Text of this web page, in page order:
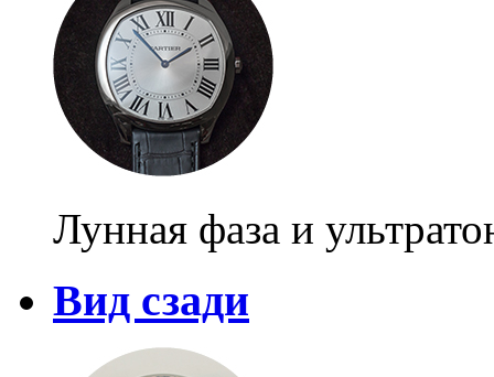
Лунная фаза и
Вид сзади